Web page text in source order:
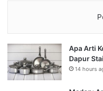
Apa Arti
Dapur
14 hours